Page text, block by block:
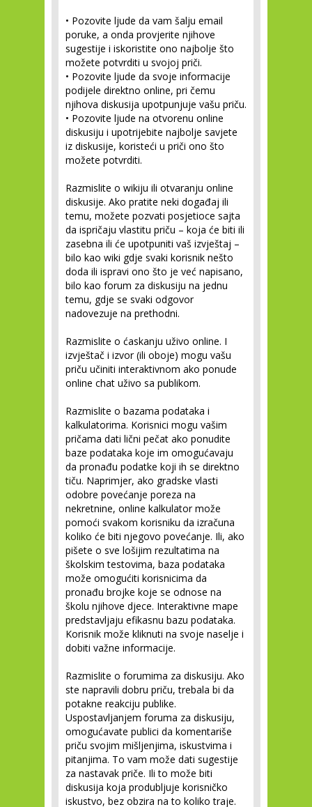
• Pozovite ljude da vam šalju email
poruke, a onda provjerite njihove
sugestije i iskoristite ono najbolje što
možete potvrditi u svojoj priči.
• Pozovite ljude da svoje informacije
podijele direktno online, pri čemu
njihova diskusija upotpunjuje vašu priču.
• Pozovite ljude na otvorenu online
diskusiju i upotrijebite najbolje savjete
iz diskusije, koristeći u priči ono što
možete potvrditi.
Razmislite o wikiju ili otvaranju online
diskusije. Ako pratite neki događaj ili
temu, možete pozvati posjetioce sajta
da ispričaju vlastitu priču – koja će biti ili
zasebna ili će upotpuniti vaš izvještaj –
bilo kao wiki gdje svaki korisnik nešto
doda ili ispravi ono što je već napisano,
bilo kao forum za diskusiju na jednu
temu, gdje se svaki odgovor
nadovezuje na prethodni.
Razmislite o ćaskanju uživo online. I
izvještač i izvor (ili oboje) mogu vašu
priču učiniti interaktivnom ako ponude
online chat uživo sa publikom.
Razmislite o bazama podataka i
kalkulatorima. Korisnici mogu vašim
pričama dati lični pečat ako ponudite
baze podataka koje im omogućavaju
da pronađu podatke koji ih se direktno
tiču. Naprimjer, ako gradske vlasti
odobre povećanje poreza na
nekretnine, online kalkulator može
pomoći svakom korisniku da izračuna
koliko će biti njegovo povećanje. Ili, ako
pišete o sve lošijim rezultatima na
školskim testovima, baza podataka
može omogućiti korisnicima da
pronađu brojke koje se odnose na
školu njihove djece. Interaktivne mape
predstavljaju efikasnu bazu podataka.
Korisnik može kliknuti na svoje naselje i
dobiti važne informacije.
Razmislite o forumima za diskusiju. Ako
ste napravili dobru priču, trebala bi da
potakne reakciju publike.
Uspostavljanjem foruma za diskusiju,
omogućavate publici da komentariše
priču svojim mišljenjima, iskustvima i
pitanjima. To vam može dati sugestije
za nastavak priče. Ili to može biti
diskusija koja produbljuje korisničko
iskustvo, bez obzira na to koliko traje.